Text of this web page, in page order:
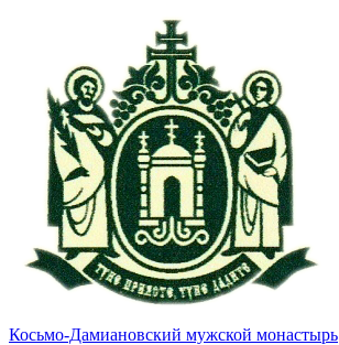
Косьмо-Дамиановский мужской монастырь